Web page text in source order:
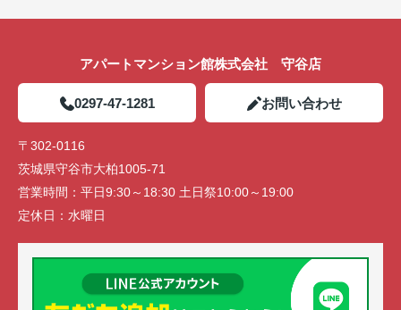
アパートマンション館株式会社 守谷店
0297-47-1281 お問い合わせ
〒302-0116
茨城県守谷市大柏1005-71
営業時間： 平日9:30～18:30 土日祭10:00～19:00
定休日： 水曜日